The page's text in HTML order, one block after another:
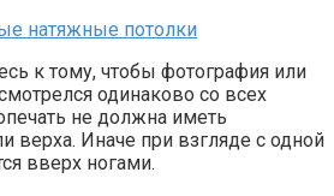
к тому, чтобы фотография или
одинаково со всех
не должна иметь
верха. Иначе при взгляде с одной
вверх ногами.